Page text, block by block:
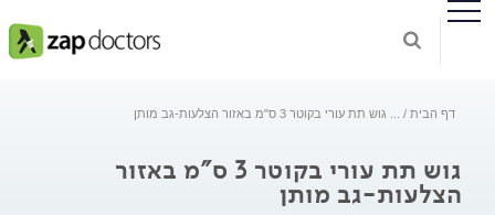
דף הבית גוש תת עורי בקוטר 3 ס"מ באזור הצלעות-גב מותן
גוש תת עורי בקוטר 3 ס"מ באזור
הצלעות-גב מותן